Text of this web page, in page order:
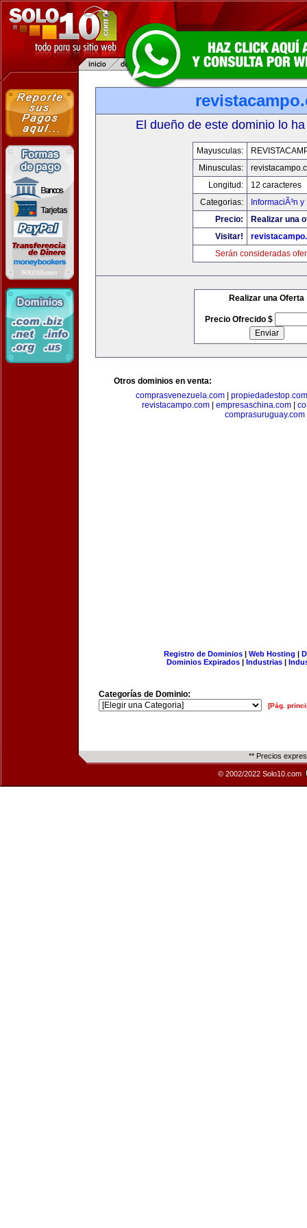
El dueño de este dominio lo
Mayusculas:
Minusculas:
Longitud:
12 caracteres
Categorias:
InformaciÃ³n
Precio:
Realizar una
Visitar!
Serán consideradas
Realizar una Oferta
Precio Ofrecido $
Otros dominios en venta:
comprasvenezuela.com
propiedadestop.com
revistacampo.com
empresaschina.com
comprasuruguay.com
Registro de Dominios| Web Hosting |
Dominios Expirados | Industrias |
Categorías de Dominio:
[Pág.
** Precios
© 2002/2022 Solo10.com